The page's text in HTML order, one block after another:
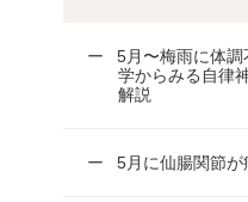
5月〜梅雨に体
学からみる自律
解説
5月に仙腸関節